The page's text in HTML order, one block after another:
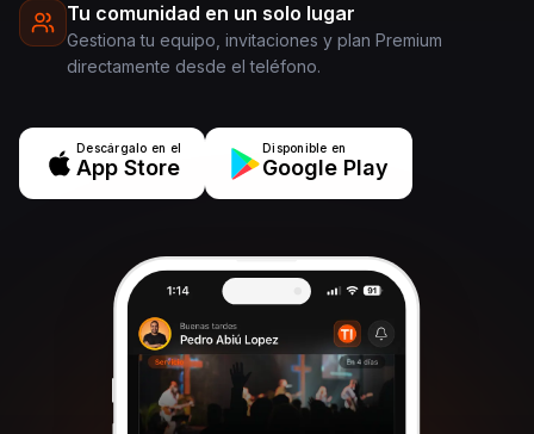
Tu comunidad en un solo lugar
Gestiona tu equipo, invitaciones y plan Premium
directamente desde el teléfono.
Descárgalo en el
App Store
Disponible en
Google Play